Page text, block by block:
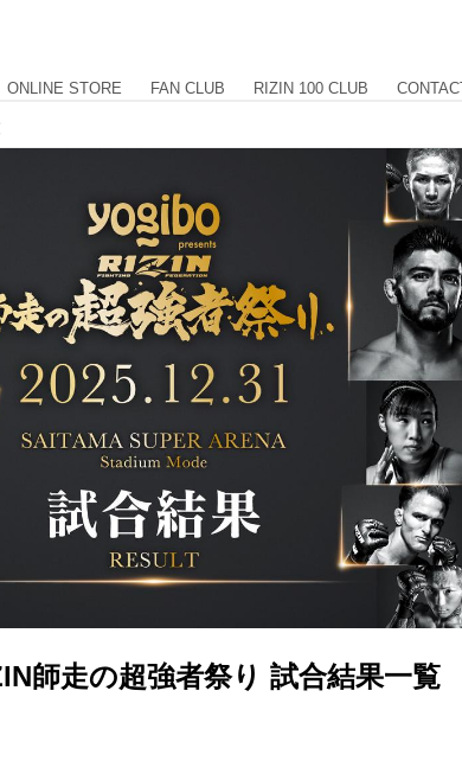
ONLINE STORE FAN CLUB RIZIN 100 CLUB CONTACT
師走の超強者祭り 試合結果一覧